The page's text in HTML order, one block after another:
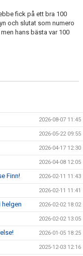
fick på ett bra 100
och slutat som numero
hans bästa var 100
2026-08-07 11:45
2026-05-22 09:55
2026-04-17 12:30
2026-04-08 12:05
Finn! 2026-02-11 11:43
2026-02-11 11:41
helgen 2026-02-02 18:02
2026-02-02 13:05
2026-01-05 18:25
2025-12-03 12:16